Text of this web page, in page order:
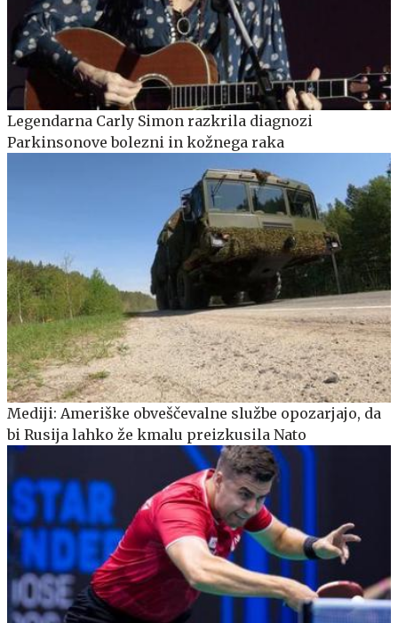
Legendarna Carly Simon razkrila diagnozi
Parkinsonove bolezni in kožnega raka
Mediji: Ameriške obveščevalne službe opozarjajo, da
bi Rusija lahko že kmalu preizkusila Nato